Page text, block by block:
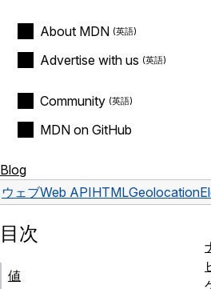
About MDN
Advertise with us
Community
MDN on GitHub
Blog
ウェブWeb API
目次
値